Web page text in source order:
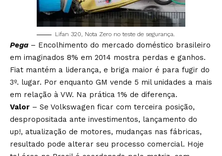
Lifan 320, Nota Zero no teste de segurança.
Pega– Encolhimento do mercado doméstico brasileiro
em imaginados 8% em 2014 mostra perdas e ganhos.
Fiat mantém a liderança, e briga maior é para fugir do
3º. lugar. Por enquanto GM vende 5 mil unidades a mais
em relação à VW. Na prática 1% de diferença.
Valor – Se Volkswagen ficar com terceira posição,
despropositada ante investimentos, lançamento do
up!, atualização de motores, mudanças nas fábricas,
resultado pode alterar seu processo comercial. Hoje